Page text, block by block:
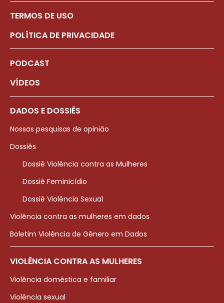
TERMOS DE USO
POLÍTICA DE PRIVACIDADE
PODCAST
VÍDEOS
DADOS E DOSSIÊS
Nossas pesquisas de opinião
Dossiês
Dossiê Violência contra as Mulheres
Dossiê Feminicídio
Dossiê Violência Sexual
Violência contra as mulheres em dados
Boletim Violência de Gênero em Dados
VIOLÊNCIA CONTRA AS MULHERES
Violência doméstica e familiar
Violência sexual